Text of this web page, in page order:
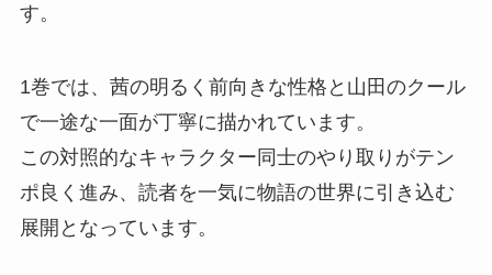
す。
1巻では、茜の明るく前向きな性格と山田のクール
で一途な一面が丁寧に描かれています。
この対照的なキャラクター同士のやり取りがテン
ポ良く進み、読者を一気に物語の世界に引き込む
展開となっています。